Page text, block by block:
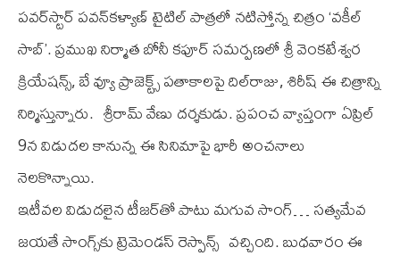
ప‌వ‌ర్‌స్టార్ ప‌వ‌న్‌కళ్యాణ్ టైటిల్ పాత్ర‌లో న‌టిస్తోన్న చిత్రం ‘వ‌కీల్
సాబ్‌’. ప్ర‌ముఖ నిర్మాత బోనీ క‌పూర్ స‌మ‌ర్ప‌ణ‌లో శ్రీ వెంక‌టేశ్వ‌ర
క్రియేష‌న్స్‌, బే వ్యూ ప్రాజెక్ట్స్ ప‌తాకాల‌పై దిల్‌రాజు, శిరీష్ ఈ చిత్రాన్ని
నిర్మిస్తున్నారు. శ్రీరామ్ వేణు ద‌ర్శ‌కుడు. ప్ర‌పంచ వ్యాప్తంగా ఏప్రిల్
9న విడుద‌ల కానున్న ఈ సినిమాపై భారీ అంచ‌నాలు
నెల‌కొన్నాయి.
ఇటీవ‌ల విడుద‌లైన టీజ‌ర్‌తో పాటు మ‌గువ సాంగ్… స‌త్య‌మేవ
జ‌య‌తే సాంగ్స్‌కు ట్రెమెండ‌స్ రెస్పాన్స్ వ‌చ్చింది. బుధ‌వారం ఈ